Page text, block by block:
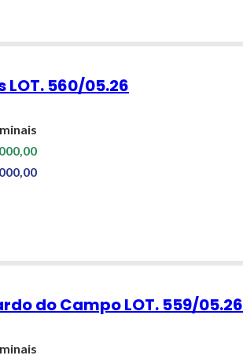
560/05.26
do Campo LOT. 559/05.26